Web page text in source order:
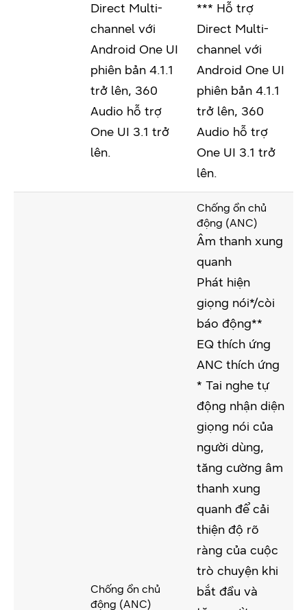
Direct Multi-
channel với
Android One UI
phiên bản 4.1.1
trở lên, 360
Audio hỗ trợ
One UI 3.1 trở
lên.
*** Hỗ trợ
Direct Multi-
channel với
Android One UI
phiên bản 4.1.1
trở lên, 360
Audio hỗ trợ
One UI 3.1 trở
lên.
Chống ồn chủ
động (ANC)
Chống ồn chủ
động (ANC)
Âm thanh xung
quanh
Phát hiện
giọng nói*/còi
báo động**
EQ thích ứng
ANC thích ứng
* Tai nghe tự
động nhận diện
giọng nói của
người dùng,
tăng cường âm
thanh xung
quanh để cải
thiện độ rõ
ràng của cuộc
trò chuyện khi
bắt đầu và